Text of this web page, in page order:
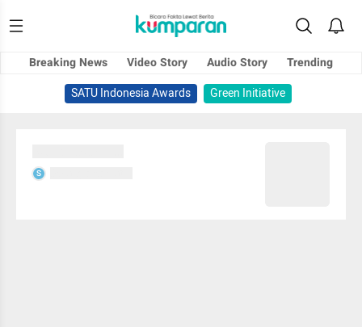
Breaking News Video Story Audio Story
Trending
SATU Indonesia Awards
Green Initiative
S